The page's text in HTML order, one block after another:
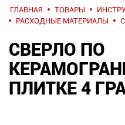
НАПИШИТЕ
НАМ
О компании
Крепеж
ГЛАВНАЯ ТОВАРЫ
РАСХОДНЫЕ МАТЕРИАЛЫ
СВЕРЛО ПО
ПЛИТКЕ 4